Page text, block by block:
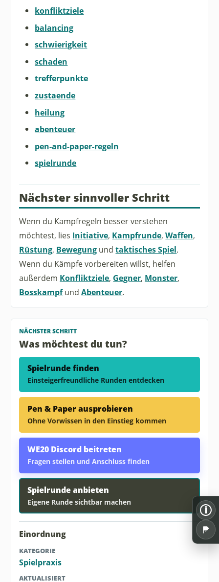
konfliktziele
balancing
schwierigkeit
schaden
trefferpunkte
zustaende
heilung
abenteuer
pen-and-paper-regeln
spielrunde
Nächster sinnvoller Schritt
Wenn du Kampfregeln besser verstehen
möchtest, lies Initiative, Kampfrunde,Waffen,
Rüstung, Bewegung undtaktisches Spiel.
Wenn du Kämpfe vorbereiten willst, helfen
außerdem Konfliktziele, Gegner, Monster,
BosskampfundAbenteuer.
NÄCHSTER SCHRITT
Was möchtest du tun?
Spielrunde finden
Einsteigerfreundliche Runden entdecken
Pen & Paper ausprobieren
Ohne Vorwissen in den Einstieg kommen
WE20 Discord beitreten
Fragen stellen und Anschluss finden
Spielrunde anbieten
Eigene Runde sichtbar machen
Einordnung
KATEGORIE
Spielpraxis
AKTUALISIERT
i